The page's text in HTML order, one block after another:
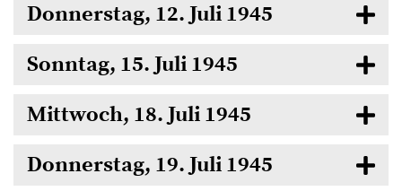
Donnerstag, 12. Juli 1945
Sonntag, 15. Juli 1945
Mittwoch, 18. Juli 1945
Donnerstag, 19. Juli 1945